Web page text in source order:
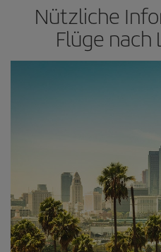
Nützliche
Flüge nach